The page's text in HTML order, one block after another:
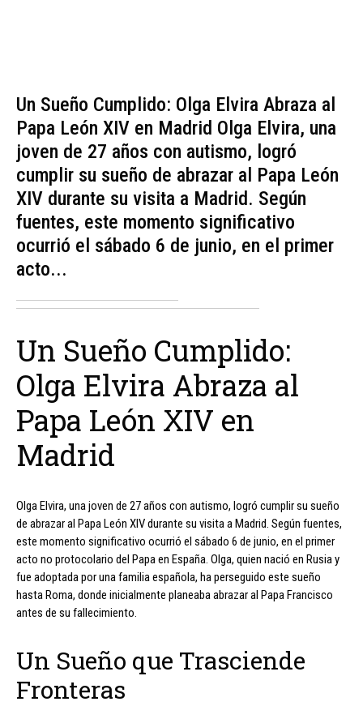
Un Sueño Cumplido: Olga Elvira Abraza al
Papa León XIV en Madrid Olga Elvira, una
joven de 27 años con autismo, logró
cumplir su sueño de abrazar al Papa León
XIV durante su visita a Madrid. Según
fuentes, este momento significativo
ocurrió el sábado 6 de junio, en el primer
acto...
Un Sueño Cumplido:
Olga Elvira Abraza al
Papa León XIV en
Madrid
Olga Elvira, una joven de 27 años con autismo, logró cumplir su sueño
de abrazar al Papa León XIV durante su visita a Madrid. Según fuentes,
este momento significativo ocurrió el sábado 6 de junio, en el primer
acto no protocolario del Papa en España. Olga, quien nació en Rusia y
fue adoptada por una familia española, ha perseguido este sueño
hasta Roma, donde inicialmente planeaba abrazar al Papa Francisco
antes de su fallecimiento.
Un Sueño que Trasciende
Fronteras